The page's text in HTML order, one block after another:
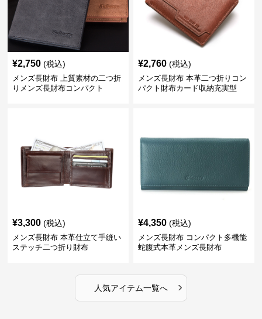
¥2,750 (税込)
メンズ長財布 上質素材の二つ折
りメンズ長財布コンパクト
¥2,760 (税込)
メンズ長財布 本革二つ折りコン
パクト財布カード収納充実型
¥3,300 (税込)
メンズ長財布 本革仕立て手縫い
ステッチ二つ折り財布
¥4,350 (税込)
メンズ長財布 コンパクト多機能
蛇腹式本革メンズ長財布
人気アイテム一覧へ ›